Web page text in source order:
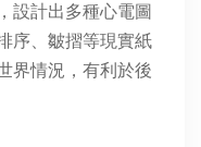
設計出多種心電圖
序、皺摺等現實紙
界情況，有利於後